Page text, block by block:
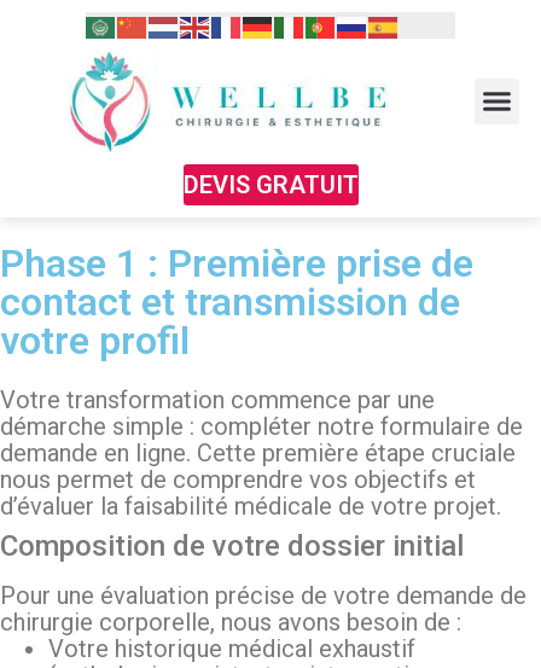
DEVIS GRATUIT
Phase 1 : Première prise de
contact et transmission de
votre profil
Votre transformation commence par une
démarche simple : compléter notre formulaire de
demande en ligne. Cette première étape cruciale
nous permet de comprendre vos objectifs et
d’évaluer la faisabilité médicale de votre projet.
Composition de votre dossier initial
Pour une évaluation précise de votre demande de
chirurgie corporelle, nous avons besoin de :
Votre historique médical exhaustif